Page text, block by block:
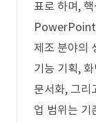
표로 하며,
제조 분야의
기능 기획,
문서화, 그리
업 범위는 기